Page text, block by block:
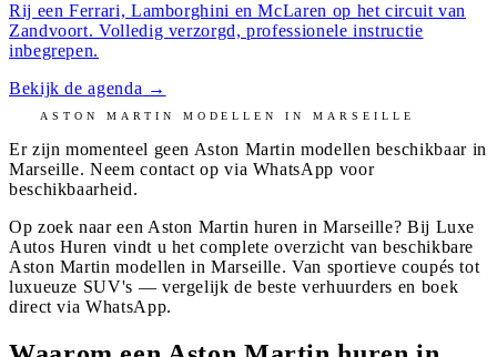
Rij een Ferrari, Lamborghini en McLaren op het circuit van
Zandvoort. Volledig verzorgd, professionele instructie
inbegrepen.
Bekijk de agenda →
ASTON MARTIN MODELLEN INMARSEILLE
Er zijn momenteel geen Aston Martin modellen beschikbaar in
Marseille. Neem contact op via WhatsApp voor
beschikbaarheid.
Op zoek naar een Aston Martin huren in Marseille? Bij Luxe
Autos Huren vindt u het complete overzicht van beschikbare
Aston Martin modellen in Marseille. Van sportieve coupés tot
luxueuze SUV's — vergelijk de beste verhuurders en boek
direct via WhatsApp.